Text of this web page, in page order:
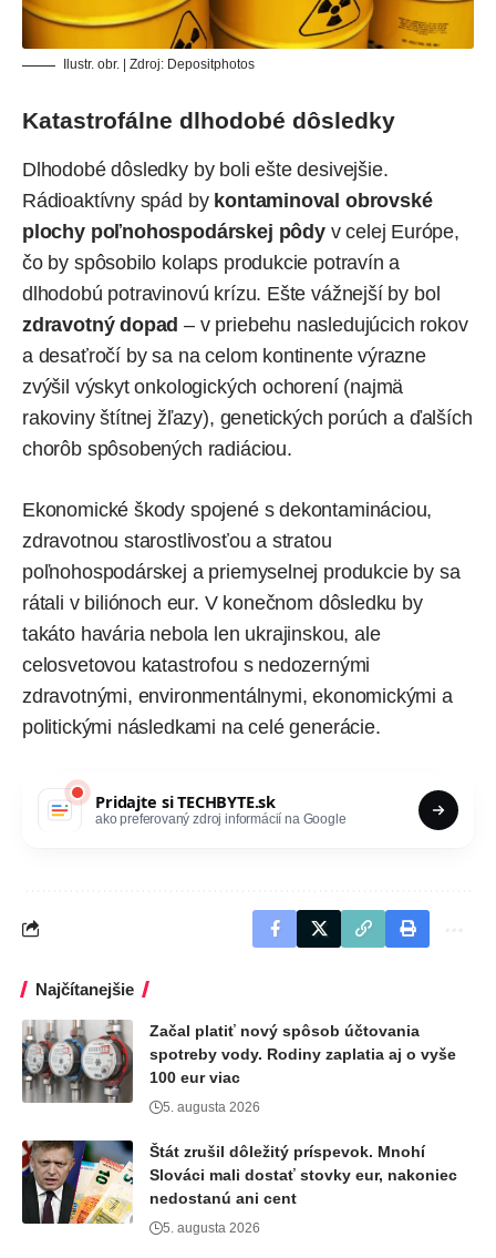
Ilustr. obr. | Zdroj: Depositphotos
Katastrofálne dlhodobé dôsledky
Dlhodobé dôsledky by boli ešte desivejšie.
Rádioaktívny spád by kontaminoval obrovské
plochy poľnohospodárskej pôdyv celej Európe,
čo by spôsobilo kolaps produkcie potravín a
dlhodobú potravinovú krízu. Ešte vážnejší by bol
zdravotný dopad – v priebehu nasledujúcich rokov
a desaťročí by sa na celom kontinente výrazne
zvýšil výskyt onkologických ochorení (najmä
rakoviny štítnej žľazy), genetických porúch a ďalších
chorôb spôsobených radiáciou.
Ekonomické škody spojené s dekontamináciou,
zdravotnou starostlivosťou a stratou
poľnohospodárskej a priemyselnej produkcie by sa
rátali v biliónoch eur. V konečnom dôsledku by
takáto havária nebola len ukrajinskou, ale
celosvetovou katastrofou s nedozernými
zdravotnými, environmentálnymi, ekonomickými a
politickými následkami na celé generácie.
Pridajte siTECHBYTE.sk
ako preferovaný zdroj informácií na Google
Najčítanejšie
Začal platiť nový spôsob účtovania
spotreby vody. Rodiny zaplatia aj o vyše
100 eur viac
5. augusta 2026
Štát zrušil dôležitý príspevok. Mnohí
Slováci mali dostať stovky eur, nakoniec
nedostanú ani cent
5. augusta 2026